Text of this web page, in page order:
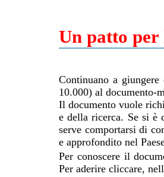
Un patto
Continuano a
10.000) al documento-
Il documento vuole
e della ricerca. Se si è
serve comportarsi di
e approfondito nel
Per conoscere il
Per aderire cliccare,